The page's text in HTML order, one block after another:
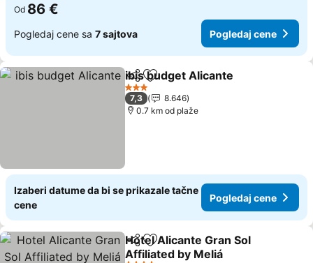
Od 86 €
Pogledaj cene sa 7 sajtova Pogledaj cene
Deli Dodati u favorite
ibis budget Alicante
3 Zvezdice
7,3
8.646
0.7 km od plaže
Izaberi datume da bi se prikazale tačne
cene
Pogledaj cene
Deli Dodati u favorite
Hotel Alicante Gran Sol
Affiliated by Meliá